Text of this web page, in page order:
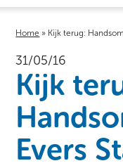
Home » Kijk terug:
31/05/16
Kijk
Evers